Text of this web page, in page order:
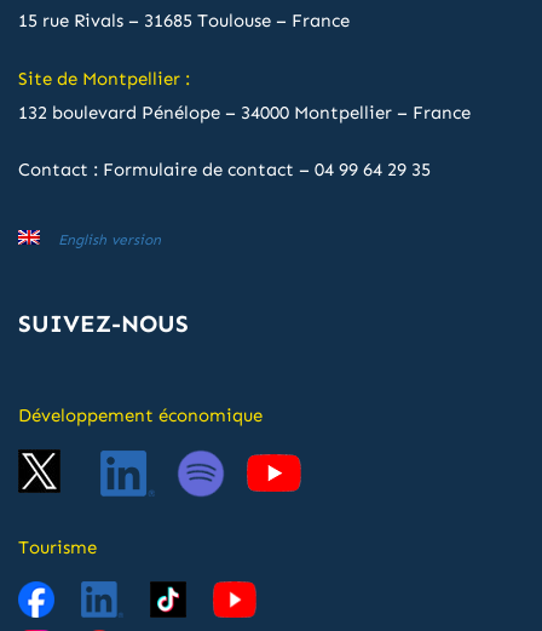
15 rue Rivals – 31685 Toulouse – France
Site de Montpellier :
132 boulevard Pénélope – 34000 Montpellier – France
Contact : Formulaire de contact – 04 99 64 29 35
English version
SUIVEZ-NOUS
Développement économique
Tourisme